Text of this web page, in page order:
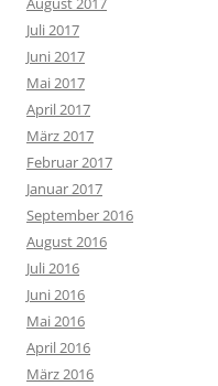
Juli 2017
Juni 2017
Mai 2017
April 2017
März 2017
Februar 2017
Januar 2017
September 2016
August 2016
Juli 2016
Juni 2016
Mai 2016
April 2016
März 2016